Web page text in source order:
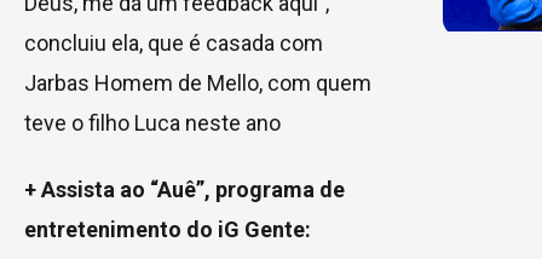
concluiu ela, que é casada com
Jarbas Homem de Mello, com quem
teve o filho Luca neste ano
+ Assista ao “Auê”, programa de
entretenimento do iG Gente: